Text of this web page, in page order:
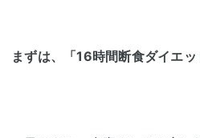
まずは、「16時間断食ダイエッ